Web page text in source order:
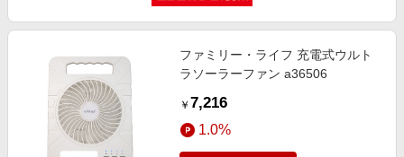
ファミリー・ライフ 充電式ウルト
ラソーラーファン a36506
￥ 7,216
1.0%